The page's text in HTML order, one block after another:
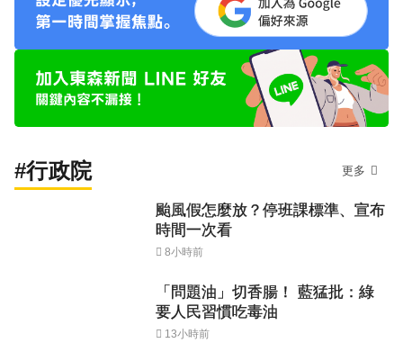
#行政院 更多
颱風假怎麼放？停班課標準、宣布
時間一次看
8小時前
「問題油」切香腸！ 藍猛批：綠
要人民習慣吃毒油
13小時前